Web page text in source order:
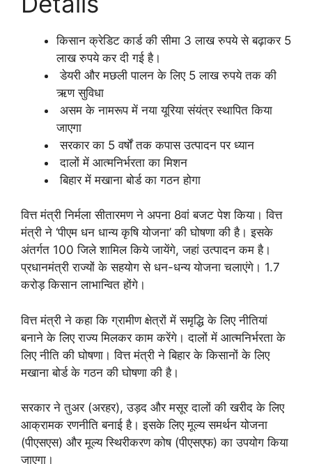
किसान क्रेडिट कार्ड की सीमा 3 लाख रुपये से बढ़ाकर 5
लाख रुपये कर दी गई है।
डेयरी और मछली पालन के लिए 5 लाख रुपये तक की
ऋण सुविधा
असम के नामरूप में नया यूरिया संयंत्र स्थापित किया
जाएगा
सरकार का 5 वर्षों तक कपास उत्पादन पर ध्यान
दालों में आत्मनिर्भरता का मिशन
बिहार में मखाना बोर्ड का गठन होगा
वित्त मंत्री निर्मला सीतारमण ने अपना 8वां बजट पेश किया। वित्त
मंत्री ने ‘पीएम धन धान्य कृषि योजना’ की घोषणा की है। इसके
अंतर्गत 100 जिले शामिल किये जायेंगे, जहां उत्पादन कम है।
प्रधानमंत्री राज्यों के सहयोग से धन-धन्य योजना चलाएंगे। 1.7
करोड़ किसान लाभान्वित होंगे।
वित्त मंत्री ने कहा कि ग्रामीण क्षेत्रों में समृद्धि के लिए नीतियां
बनाने के लिए राज्य मिलकर काम करेंगे। दालों में आत्मनिर्भरता के
लिए नीति की घोषणा। वित्त मंत्री ने बिहार के किसानों के लिए
मखाना बोर्ड के गठन की घोषणा की है।
सरकार ने तुअर (अरहर), उड़द और मसूर दालों की खरीद के लिए
आक्रामक रणनीति बनाई है। इसके लिए मूल्य समर्थन योजना
(पीएसएस) और मूल्य स्थिरीकरण कोष (पीएसएफ) का उपयोग किया
जाएगा।